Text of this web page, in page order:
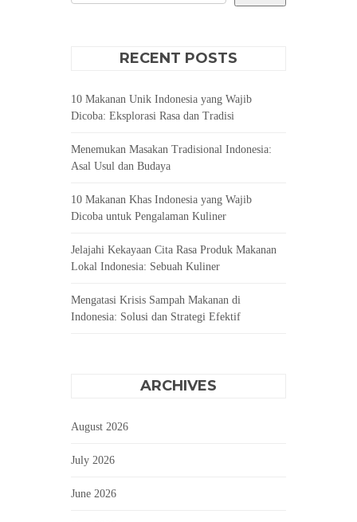
RECENT POSTS
10 Makanan Unik Indonesia yang Wajib
Dicoba: Eksplorasi Rasa dan Tradisi
Menemukan Masakan Tradisional Indonesia:
Asal Usul dan Budaya
10 Makanan Khas Indonesia yang Wajib
Dicoba untuk Pengalaman Kuliner
Jelajahi Kekayaan Cita Rasa Produk Makanan
Lokal Indonesia: Sebuah Kuliner
Mengatasi Krisis Sampah Makanan di
Indonesia: Solusi dan Strategi Efektif
ARCHIVES
August 2026
July 2026
June 2026